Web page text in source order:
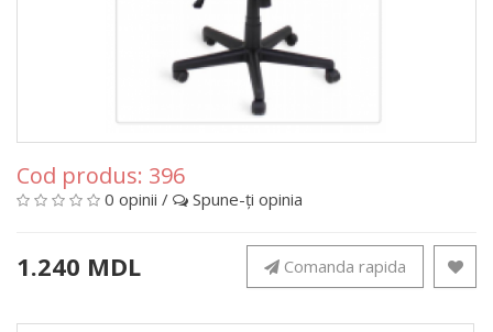
Cod produs: 396
0 opinii / Spune-ţi opinia
1.240 MDL Comanda rapida